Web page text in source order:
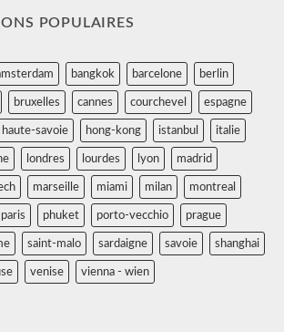
POPULAIRES
bangkok barcelone berlin
bruxelles cannes courchevel espagne
haute-savoie hong-kong istanbul italie
londres lourdes lyon madrid
marseille miami milan montreal
paris phuket porto-vecchio prague
saint-malo sardaigne savoie shanghai
venise vienna - wien